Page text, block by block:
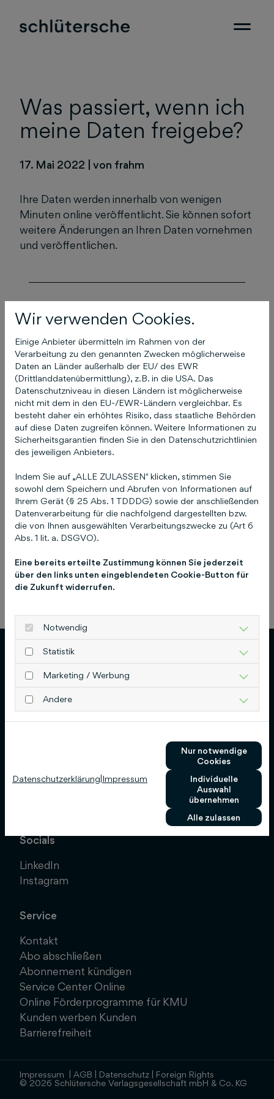
Was passiert, wenn ich
meine Daten freigebe?
17. Mai 2022 von frahm
Ihre Daten werden innerhalb von wenigen
Minuten online veröffentlicht. Sie können sofort
weitere Änderungen an Ihren Daten vornehmen
und veröffentlichen.
Das könnte Sie auch
interessieren
Ich habe meine
Zugangsdaten (E-Mail
und / oder Passwort) zu
COCO vergessen!
17. April 2025
Previous
Next
Schlütersche Verlagsgesellschaft mbH & Co.
KG
Socials
LinkedIn
Instagram
Service
Kontakt
Abo abschließen
Abonnement kündigen
Service Center Online
Online Förderprogramme für KMU
Kunden werben Kunden
Barrierefreiheit
Impressum AGB Datenschutz
Foreign Rights
© 2026 Schlütersche Verlagsgesellschaft mbH & Co. KG
Wir verwenden Cookies.
Einige Anbieter übermitteln im Rahmen von der
Verarbeitung zu den genannten Zwecken möglicherweise
Daten an Länder außerhalb der EU/ des EWR
(Drittlanddatenübermittlung), z.B. in die USA. Das
Datenschutzniveau in diesen Ländern ist möglicherweise
nicht mit dem in den EU-/EWR-Ländern vergleichbar. Es
besteht daher ein erhöhtes Risiko, dass staatliche Behörden
auf diese Daten zugreifen können. Weitere Informationen zu
Sicherheitsgarantien finden Sie in den Datenschutzrichtlinien
des jeweiligen Anbieters.
Indem Sie auf „ALLE ZULASSEN" klicken, stimmen Sie
sowohl dem Speichern und Abrufen von Informationen auf
Ihrem Gerät (§ 25 Abs. 1 TDDDG) sowie der anschließenden
Datenverarbeitung für die nachfolgend dargestellten bzw.
die von Ihnen ausgewählten Verarbeitungszwecke zu (Art 6
Abs. 1 lit. a. DSGVO).
Eine bereits erteilte Zustimmung können Sie jederzeit
über den links unten eingeblendeten Cookie-Button für
die Zukunft widerrufen.
Notwendig
Statistik
Marketing / Werbung
Andere
Datenschutzerklärung Impressum
Nur notwendige
Cookies
Individuelle
Auswahl
übernehmen
Alle zulassen